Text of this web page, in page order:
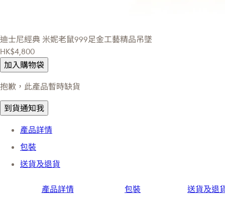
迪士尼經典 米妮老鼠999足金工藝精品吊墜
HK$4,800
加入購物袋
抱歉，此產品暫時缺貨
到貨通知我
產品詳情
包裝
送貨及退貨
產品詳情 包裝 送貨及退